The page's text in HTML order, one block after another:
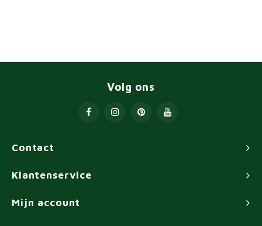
Contact
Volg ons
Klantenservice
Mijn account